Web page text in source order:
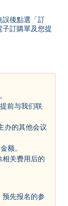
誤後點選「訂
子訂購單及您提
前与我们联
办的其他会议
额。
相关费用后的
预先报名的参